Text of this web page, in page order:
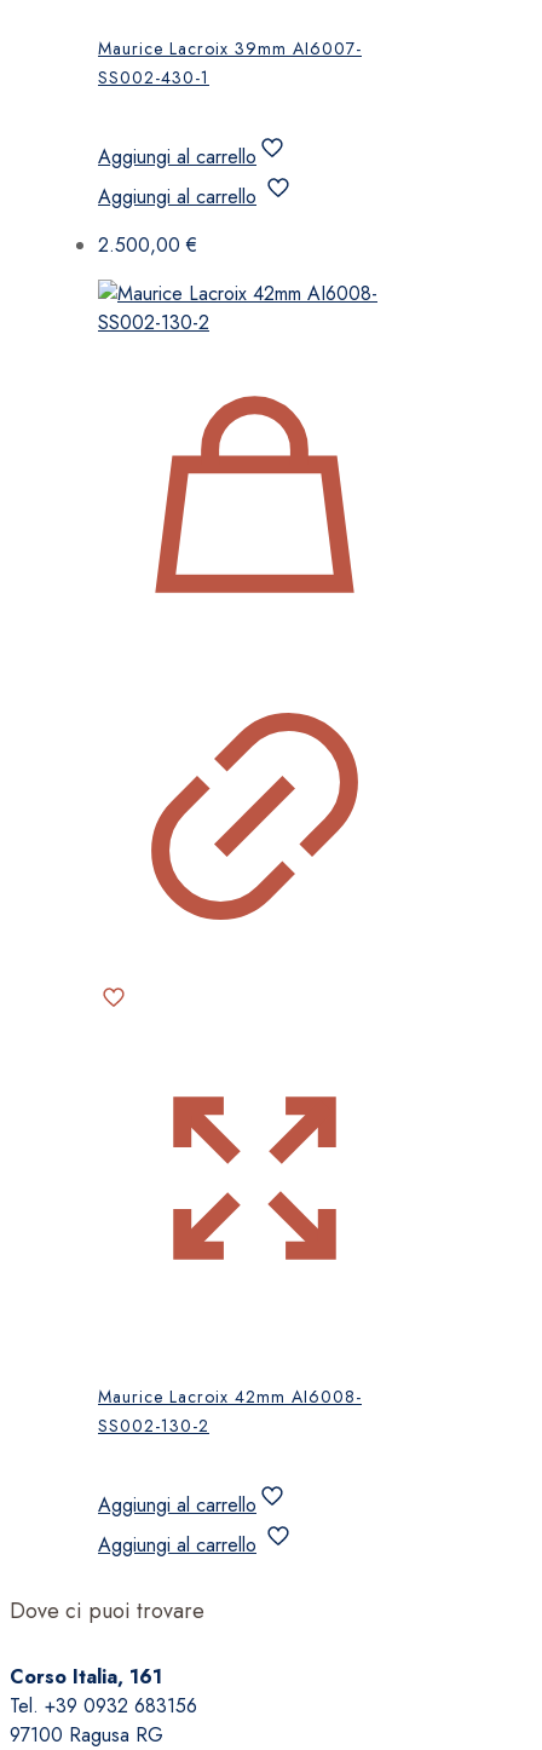
Maurice Lacroix 39mm AI6007-
SS002-430-1
Aggiungi al carrello
Aggiungi al carrello
2.500,00€
Maurice Lacroix 42mm AI6008-
SS002-130-2
Aggiungi al carrello
Aggiungi al carrello
Dove ci puoi trovare
Corso Italia, 161
Tel. +39 0932 683156
97100 Ragusa RG